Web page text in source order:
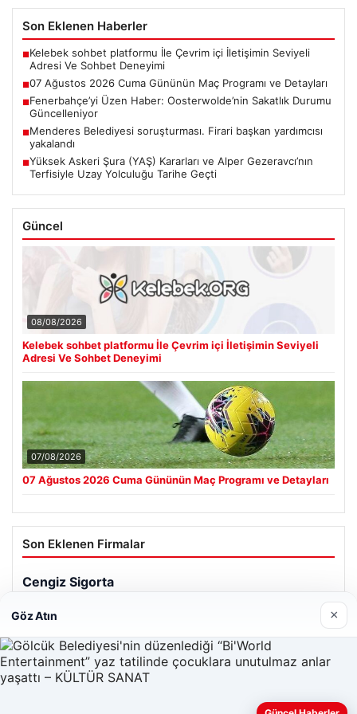
Son Eklenen Haberler
■Kelebek sohbet platformu İle Çevrim içi İletişimin Seviyeli
Adresi Ve Sohbet Deneyimi
■07 Ağustos 2026 Cuma Gününün Maç Programı ve Detayları
■Fenerbahçe’yi Üzen Haber: Oosterwolde’nin Sakatlık Durumu
Güncelleniyor
■Menderes Belediyesi soruşturması. Firari başkan yardımcısı
yakalandı
■Yüksek Askeri Şura (YAŞ) Kararları ve Alper Gezeravcı’nın
Terfisiyle Uzay Yolculuğu Tarihe Geçti
Güncel
08/08/2026
Kelebek sohbet platformu İle Çevrim içi İletişimin Seviyeli
Adresi Ve Sohbet Deneyimi
07/08/2026
07 Ağustos 2026 Cuma Gününün Maç Programı ve Detayları
Son Eklenen Firmalar
Göz Atın ×